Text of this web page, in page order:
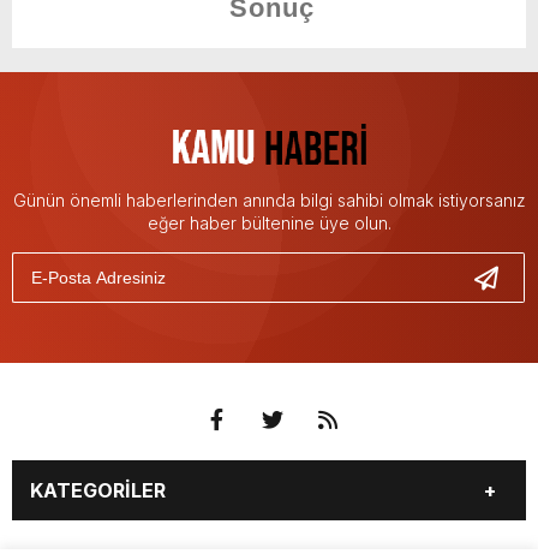
Günün önemli haberlerinden anında bilgi sahibi olmak istiyorsanız
eğer haber bültenine üye olun.
KATEGORİLER